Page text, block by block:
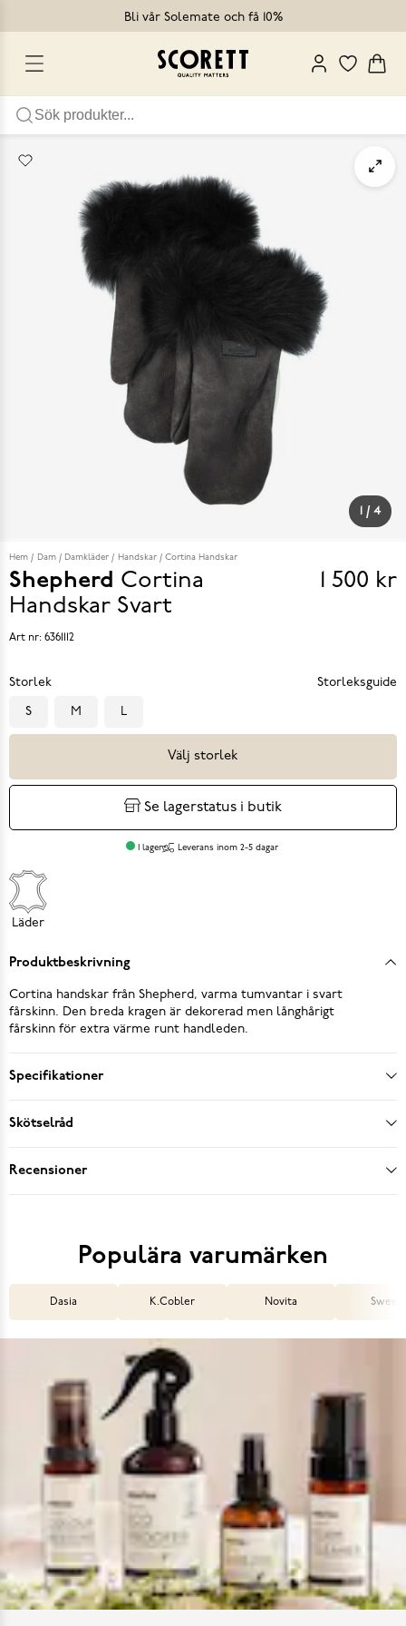
Bli vår Solemate och få 10%
/ 4
Hem Dam Damkläder Handskar Cortina Handskar
Shepherd Cortina
Handskar Svart
Pris
1 500 kr
Art nr: 6361112
Storlek Storleksguide
S M L
Välj storlek
Se lagerstatus i butik
I lager Leverans inom 2-5 dagar
Läder
Produktbeskrivning
Cortina handskar från Shepherd, varma tumvantar i svart
fårskinn. Den breda kragen är dekorerad men långhårigt
fårskinn för extra värme runt handleden.
Specifikationer
Skötselråd
Recensioner
Populära varumärken
Dasia K.Cobler Novita